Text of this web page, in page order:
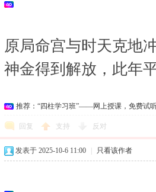
原局命宫与时天克地
神金得到解放，此年
推荐：“四柱学习班”——网上授课，免费试
回复 支持 反对
发表于 2025-10-6 11:00 只看该作者